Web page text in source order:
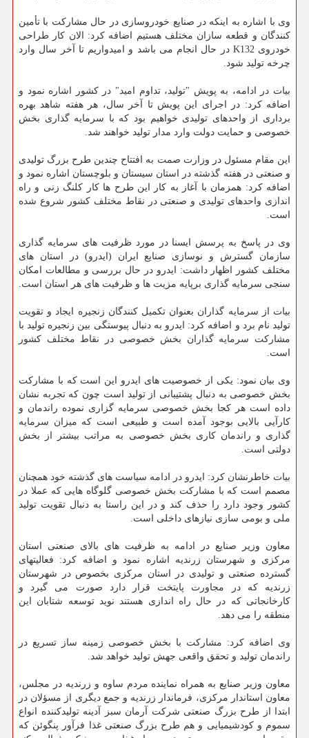
وی با اشاره به اینکه در صنایع خودروسازی در حال مشارکت با تأمین
کنندگان و قطعه سازان مختلف هستیم اضافه کرد: الان کار طراحی
خودروی K132 در حال انجام می باشد و امیدواریم تا آخر سال وارد
چرخه تولید شود.
بیات در ادامه، به پویش "تولید، تداوم امید" در کشور اشاره نمود و
اضافه کرد: در اجرای این پویش تا آخر سال، هر هفته شاهد بهره
برداری از واحدهای تولیدی خواهیم بود که با سرمایه گذاری بخش
خصوصی و حمایت دولت وارد مدار تولید خواهند شد.
این مقام مسئول در وزارت صمت به افتتاح چندین طرح بزرگ تولیدی
و صنعتی در هفته گذشته در استان سیستان و بلوچستان اشاره نمود و
اضافه کرد: همزمان با آغاز به کار این طرح ها کار کلنگ زنی و راه
اندازی واحدهای تولیدی و صنعتی در نقاط مختلف کشور شروع شده
است.
وی در پاسخ به پرسش ایسنا در مورد ظرفیت های سرمایه گذاری
سازمان گسترش و نوسازی صنایع ایران (ایدرو) در استان های
مختلف کشور اظهار داشت: ایدرو در حال بررسی و مطالعات امکان
سنجی سرمایه گذاری برپایه مزیت ها و ظرفیت های هر استان است.
بیات از سرمایه گذاران بعنوان تکمیل کنندگان زنجیره ایجاد و تقویت
تولید نام برد و اضافه کرد: ایدرو به دنبال پیوستگی بین زنجیره تولید با
مشارکت سرمایه گذاران بخش خصوصی در نقاط مختلف کشور
است.
وی بیان نمود: یکی از خصوصیت های ایدرو این است که با مشارکت
بخش خصوصی به دنبال پشتیبانی از تولید است چون که تجربه نشان
داده است هر کجا بخش خصوصی سرمایه گزاری نموده راندمان و
کارآیی بالایی بوجود آمده است و طبیعی است که میزان سرمایه
گذاری و راندمان کاری بخش خصوصی به مراتب بیشتر از بخش
دولتی است.
بیات خاطرنشان کرد: ایدرو در ادامه سیاست های گذشته خود همچنان
مصمم است که با مشارکت بخش خصوصی گلوگاه هایی که عملا در
کشور وجود دارد را حذف کند و در این راستا به دنبال تقویت تولید
ملی و بومی سازی نیازهای داخلی است.
معاون وزیر صنایع در ادامه به ظرفیت های بالای صنعتی استان
مرکزی و شهرستان زرندیه اشاره نمود و اضافه کرد: فعالیتهای
گسترده صنعتی و تولیدی در استان مرکزی بخصوص در شهرستان
زرندیه که در مجاورت پایتخت قرار دارد صورت می گیرد و
کارخانجاتی که در حال راه اندازی هستند نوید توسعه شتابان این
منطقه را می دهد.
وی اضافه کرد: مشارکت با بخش خصوصی زمینه ساز تسریع در
راندمان تولید و تحقق واقعی جهش تولید خواهد شد.
معاون وزیر صنایع به همراه نماینده مردم ساوه و زرندیه در مجلس،
معاون استاندار مرکزی، فرماندار زرندیه و جمع دیگری از مسؤلان در
ابتدا از طرح بزرگ صنعتی شرکت آرمان سبز آدینه تولیدکننده انواع
سموم و کودشیمیایی و هم طرح بزرگ صنعتی غذا فرآور پنگوئن که